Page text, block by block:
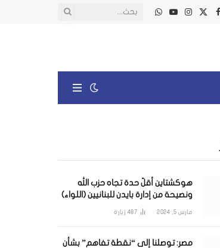
فيسبوك
X
الانستغرام
يوتيوبواتساب
هوكشتاين أقلّ حدة تجاه حزب الله
ونصيحة من إدارة بايدن للبنانيين (اللواء)
مارس 5, 2024 487 زيارة
مصر: توصلنا إلى “نقطة تفاهم” بشأن